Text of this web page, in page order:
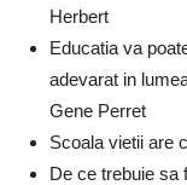
Herbert
Educatia va
adevarat in
Gene Perret
Scoala vietii are
De ce trebuie sa